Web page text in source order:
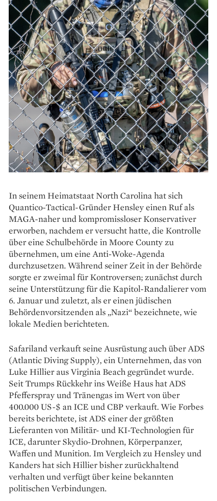
In seinem Heimatstaat North Carolina hat sich
Quantico-Tactical-Gründer Hensley einen Ruf als
MAGA-naher und kompromissloser Konservativer
erworben, nachdem er versucht hatte, die Kontrolle
über eine Schulbehörde in Moore County zu
übernehmen, um eine Anti-Woke-Agenda
durchzusetzen. Während seiner Zeit in der Behörde
sorgte er zweimal für Kontroversen; zunächst durch
seine Unterstützung für die Kapitol-Randalierer vom
6. Januar und zuletzt, als er einen jüdischen
Behördenvorsitzenden als „Nazi“ bezeichnete, wie
lokale Medien berichteten.
Safariland verkauft seine Ausrüstung auch über ADS
(Atlantic Diving Supply), ein Unternehmen, das von
Luke Hillier aus Virginia Beach gegründet wurde.
Seit Trumps Rückkehr ins Weiße Haus hat ADS
Pfefferspray und Tränengas im Wert von über
400.000 US-$ an ICE und CBP verkauft. Wie Forbes
bereits berichtete, ist ADS einer der größten
Lieferanten von Militär- und KI-Technologien für
ICE, darunter Skydio-Drohnen, Körperpanzer,
Waffen und Munition. Im Vergleich zu Hensley und
Kanders hat sich Hillier bisher zurückhaltend
verhalten und verfügt über keine bekannten
politischen Verbindungen.